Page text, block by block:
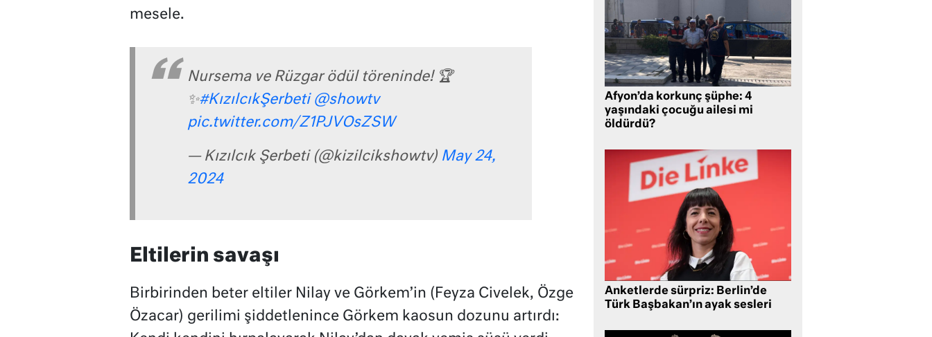
mesele.
Nursema ve Rüzgar ödül töreninde! 🏆
✨#KızılcıkŞerbeti @showtv
pic.twitter.com/Z1PJVOsZSW
— Kızılcık Şerbeti (@kizilcikshowtv) May 24,
2024
Eltilerin savaşı
Birbirinden beter eltiler Nilay ve Görkem’in (Feyza Civelek, Özge
Özacar) gerilimi şiddetlenince Görkem kaosun dozunu artırdı:
Afyon’da korkunç şüphe: 4
yaşındaki çocuğu ailesi mi
öldürdü?
Anketlerde sürpriz: Berlin’de
Türk Başbakan’ın ayak sesleri